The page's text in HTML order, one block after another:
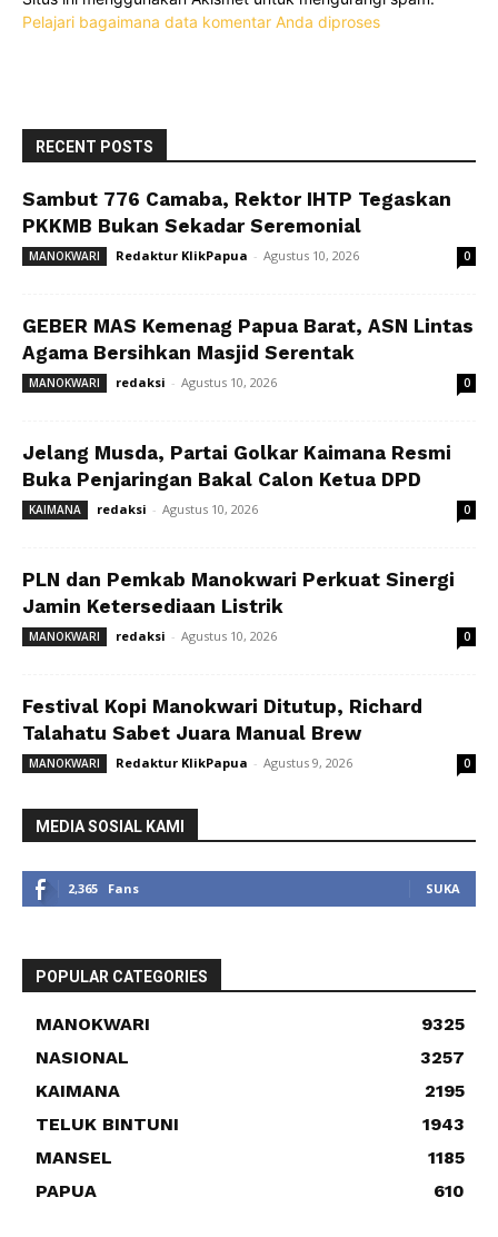
Pelajari bagaimana data komentar Anda diproses
RECENT POSTS
Sambut 776 Camaba, Rektor IHTP Tegaskan
PKKMB Bukan Sekadar Seremonial
MANOKWARI Redaktur KlikPapua - Agustus 10, 2026 0
GEBER MAS Kemenag Papua Barat, ASN Lintas
Agama Bersihkan Masjid Serentak
MANOKWARI redaksi - Agustus 10, 2026 0
Jelang Musda, Partai Golkar Kaimana Resmi
Buka Penjaringan Bakal Calon Ketua DPD
KAIMANA redaksi - Agustus 10, 2026 0
PLN dan Pemkab Manokwari Perkuat Sinergi
Jamin Ketersediaan Listrik
MANOKWARI redaksi - Agustus 10, 2026 0
Festival Kopi Manokwari Ditutup, Richard
Talahatu Sabet Juara Manual Brew
MANOKWARI Redaktur KlikPapua - Agustus 9, 2026 0
MEDIA SOSIAL KAMI
2,365 Fans SUKA
POPULAR CATEGORIES
MANOKWARI
9325
NASIONAL
3257
KAIMANA
2195
TELUK BINTUNI
1943
MANSEL
1185
PAPUA
610